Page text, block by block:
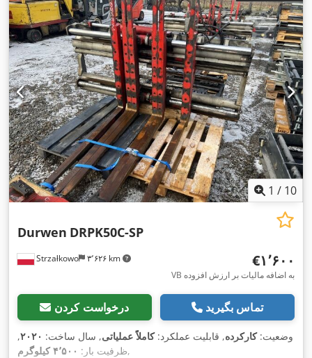
1 / 10
Strzałkowo ۳٬۶۲۶ km
Durwen DRPK50C-SP
‎€۱٬۶۰۰
VB به اضافه مالیات بر ارزش افزوده
درخواست کردن تماس بگیرید
وضعیت:کارکرده, قابلیت عملکرد:کاملاً عملیاتی, سال ساخت: ۲۰۲۰,
ظرفیت بار: ۴٬۵۰۰ کیلوگرم ,